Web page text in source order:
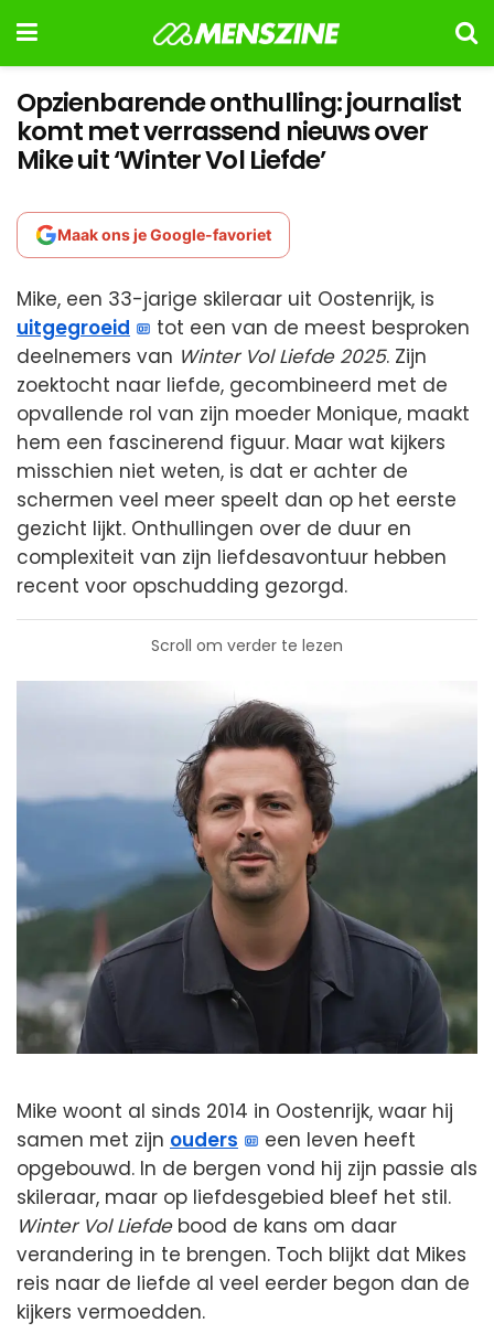
Opzienbarende onthulling: journalist
komt met verrassend nieuws over
Mike uit ‘Winter Vol Liefde’
Maak ons je Google-favoriet
Mike, een 33-jarige skileraar uit Oostenrijk, is
uitgegroeid
tot een van de meest besproken
deelnemers van Winter Vol Liefde 2025. Zijn
zoektocht naar liefde, gecombineerd met de
opvallende rol van zijn moeder Monique, maakt
hem een fascinerend figuur. Maar wat kijkers
misschien niet weten, is dat er achter de
schermen veel meer speelt dan op het eerste
gezicht lijkt. Onthullingen over de duur en
complexiteit van zijn liefdesavontuur hebben
recent voor opschudding gezorgd.
Scroll om verder te lezen
Mike woont al sinds 2014 in Oostenrijk, waar hij
samen met zijn ouders
een leven heeft
opgebouwd. In de bergen vond hij zijn passie als
skileraar, maar op liefdesgebied bleef het stil.
Winter Vol Liefdebood de kans om daar
verandering in te brengen. Toch blijkt dat Mikes
reis naar de liefde al veel eerder begon dan de
kijkers vermoedden.